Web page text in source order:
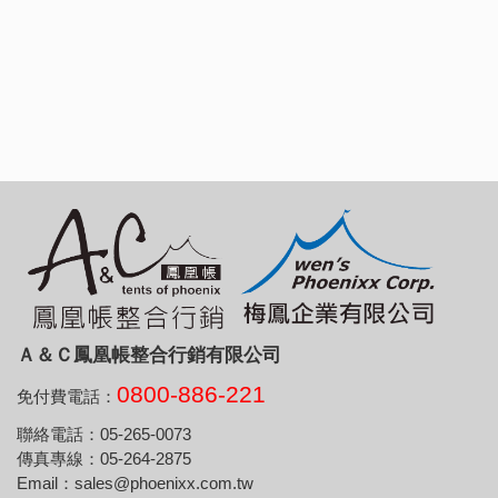
Ａ＆Ｃ鳳凰帳整合行銷有限公司
免付費電話： 0800-886-221
聯絡電話：05-265-0073
傳真專線：05-264-2875
Email：sales@phoenixx.com.tw